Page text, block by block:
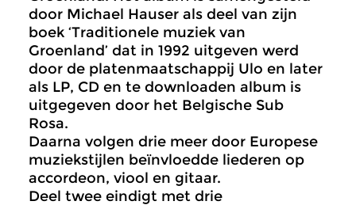
door Michael Hauser als deel van zijn
boek ‘Traditionele muziek van
Groenland’ dat in 1992 uitgeven werd
door de platenmaatschappij Ulo en later
als LP, CD en te downloaden album is
uitgegeven door het Belgische Sub
Rosa.
Daarna volgen drie meer door Europese
muziekstijlen beïnvloedde liederen op
accordeon, viool en gitaar.
Deel twee eindigt met drie